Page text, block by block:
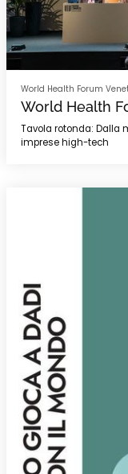
World Health Forum
World Health
Tavola rotonda: Dalla
imprese high-tech